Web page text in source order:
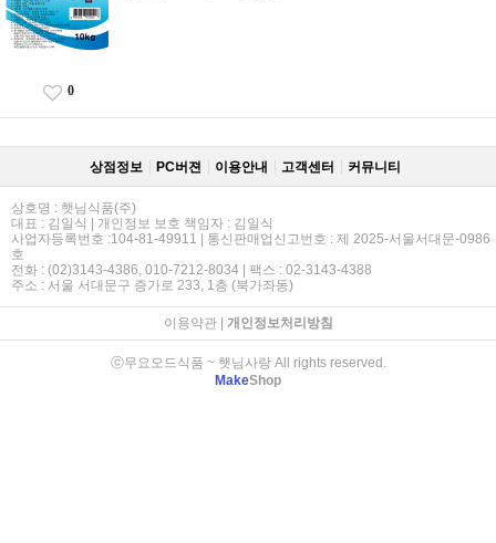
0
상점정보 PC버젼 이용안내 고객센터 커뮤니티
상호명 : 햇님식품(주)
대표 : 김일식 | 개인정보 보호 책임자 : 김일식
사업자등록번호 :104-81-49911 | 통신판매업신고번호 : 제 2025-서울서대문-0986
호
전화 : (02)3143-4386, 010-7212-8034 | 팩스 : 02-3143-4388
주소 : 서울 서대문구 증가로 233, 1층 (북가좌동)
이용약관| 개인정보처리방침
ⓒ무요오드식품 ~ 햇님사랑 All rights reserved.
MakeShop